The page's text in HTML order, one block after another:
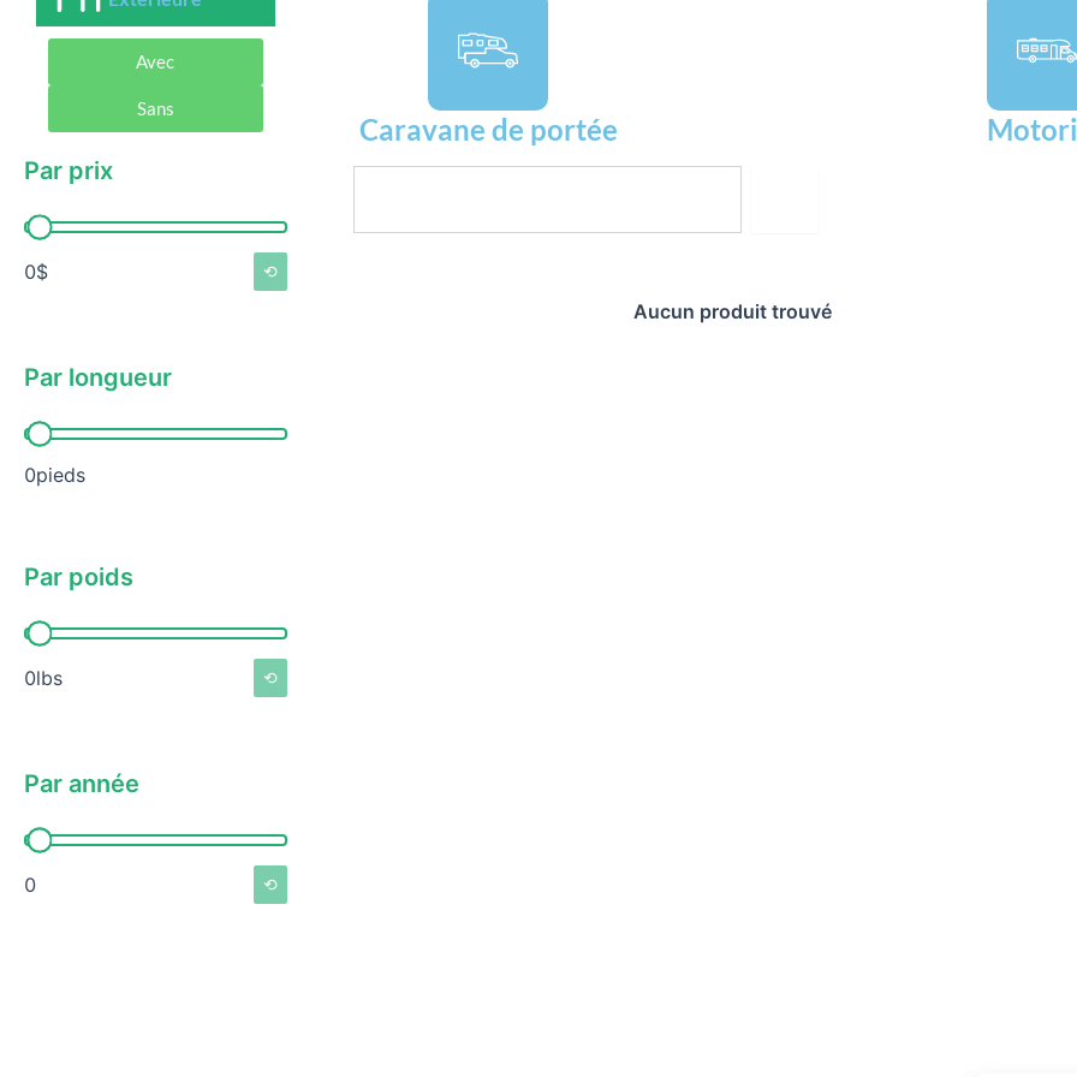
Avec
Sans
Par prix
Par prix
0$ ⟲
Par longueur
Par longueur
0pieds
Par poids
Par poids
0lbs ⟲
Par année
Par année
0 ⟲
Caravane de portée
Aucun produit trouvé